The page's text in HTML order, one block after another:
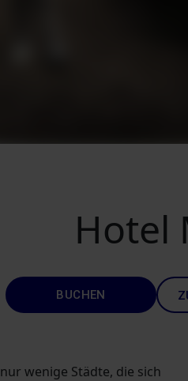
Hotel
BUCHEN
wenige Städte, die sich